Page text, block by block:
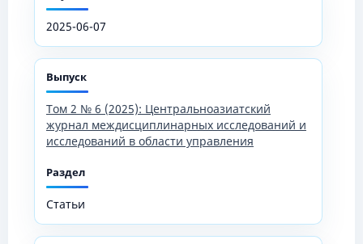
2025-06-07
Выпуск
Том 2 № 6 (2025): Центральноазиатский
журнал междисциплинарных исследований и
исследований в области управления
Раздел
Статьи